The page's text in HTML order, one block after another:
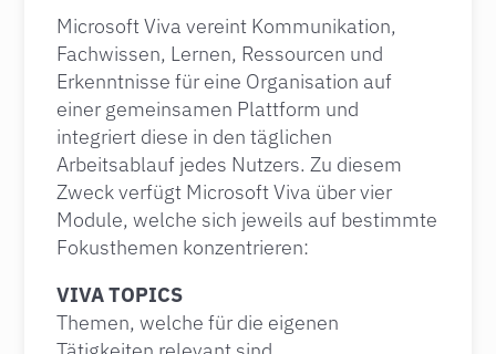
Microsoft Viva vereint Kommunikation,
Fachwissen, Lernen, Ressourcen und
Erkenntnisse für eine Organisation auf
einer gemeinsamen Plattform und
integriert diese in den täglichen
Arbeitsablauf jedes Nutzers. Zu diesem
Zweck verfügt Microsoft Viva über vier
Module, welche sich jeweils auf bestimmte
Fokusthemen konzentrieren:
VIVA TOPICS
Themen, welche für die eigenen